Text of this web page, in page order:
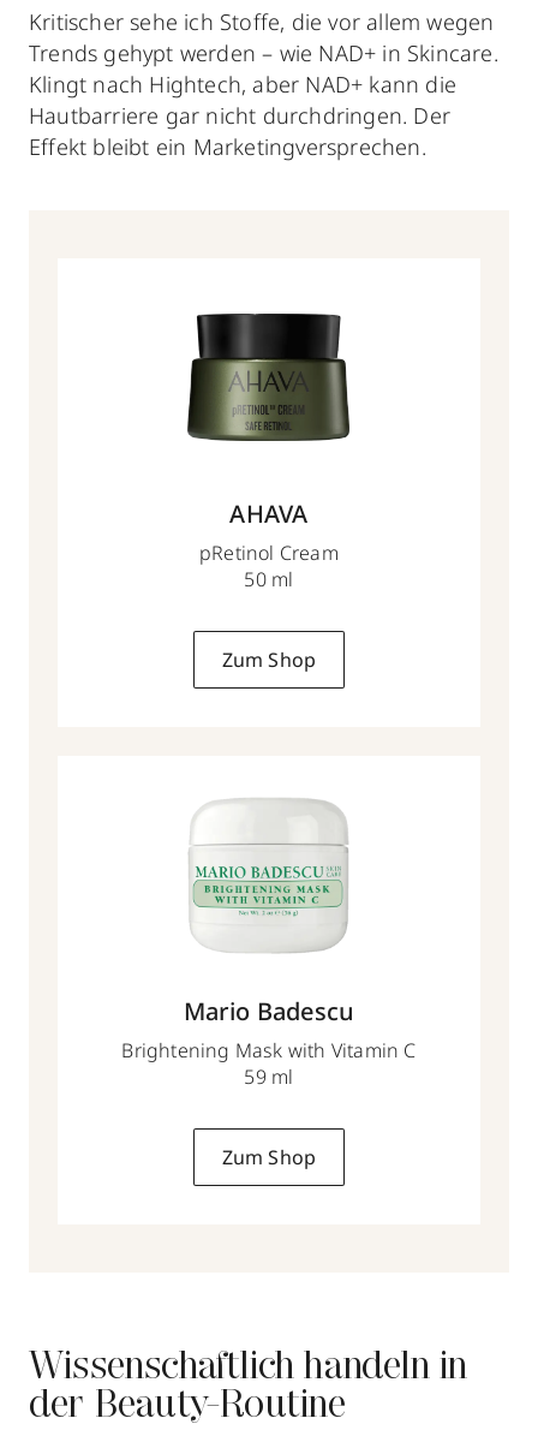
Kritischer sehe ich Stoffe, die vor allem wegen
Trends gehypt werden – wie NAD+ in Skincare.
Klingt nach Hightech, aber NAD+ kann die
Hautbarriere gar nicht durchdringen. Der
Effekt bleibt ein Marketingversprechen.
AHAVA
pRetinol Cream
50 ml
Zum Shop
Mario Badescu
Brightening Mask with Vitamin C
59 ml
Zum Shop
Wissenschaftlich handeln in
der Beauty-Routine